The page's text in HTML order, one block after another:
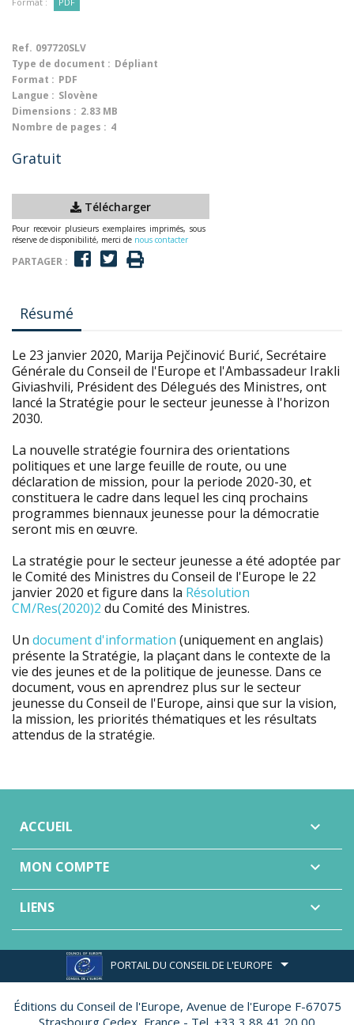
Ref. 097720SLV
Type de document : Dépliant
Format : PDF
Langue : Slovène
Dimensions : 2.83 MB
Nombre de pages : 4
Gratuit
Télécharger
Pour recevoir plusieurs exemplaires imprimés, sous
réserve de disponibilité, merci de nous contacter
PARTAGER :
Résumé
Le 23 janvier 2020, Marija Pejčinović Burić, Secrétaire
Générale du Conseil de l'Europe et l'Ambassadeur Irakli
Giviashvili, Président des Délegués des Ministres, ont
lancé la Stratégie pour le secteur jeunesse à l'horizon
2030.
La nouvelle stratégie fournira des orientations
politiques et une large feuille de route, ou une
déclaration de mission, pour la periode 2020-30, et
constituera le cadre dans lequel les cinq prochains
programmes biennaux jeunesse pour la démocratie
seront mis en œuvre.
La stratégie pour le secteur jeunesse a été adoptée par
le Comité des Ministres du Conseil de l'Europe le 22
janvier 2020 et figure dans la Résolution
CM/Res(2020)2 du Comité des Ministres.
Un document d'information (uniquement en anglais)
présente la Stratégie, la plaçant dans le contexte de la
vie des jeunes et de la politique de jeunesse. Dans ce
document, vous en aprendrez plus sur le secteur
jeunesse du Conseil de l'Europe, ainsi que sur la vision,
la mission, les priorités thématiques et les résultats
attendus de la stratégie.
ACCUEIL 
MON COMPTE 
LIENS 
PORTAIL DU CONSEIL DE L'EUROPE
Éditions du Conseil de l'Europe, Avenue de l'Europe F-67075
Strasbourg Cedex, France - Tel. +33 3 88 41 20 00